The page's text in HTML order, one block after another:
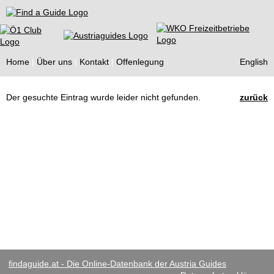
Find a Guide
Home Über uns Kontakt Offenlegung English
Guides
zurück
Der gesuchte Eintrag wurde leider nicht gefunden.
findaguide.at - Die Online-Datenbank der Austria Guides